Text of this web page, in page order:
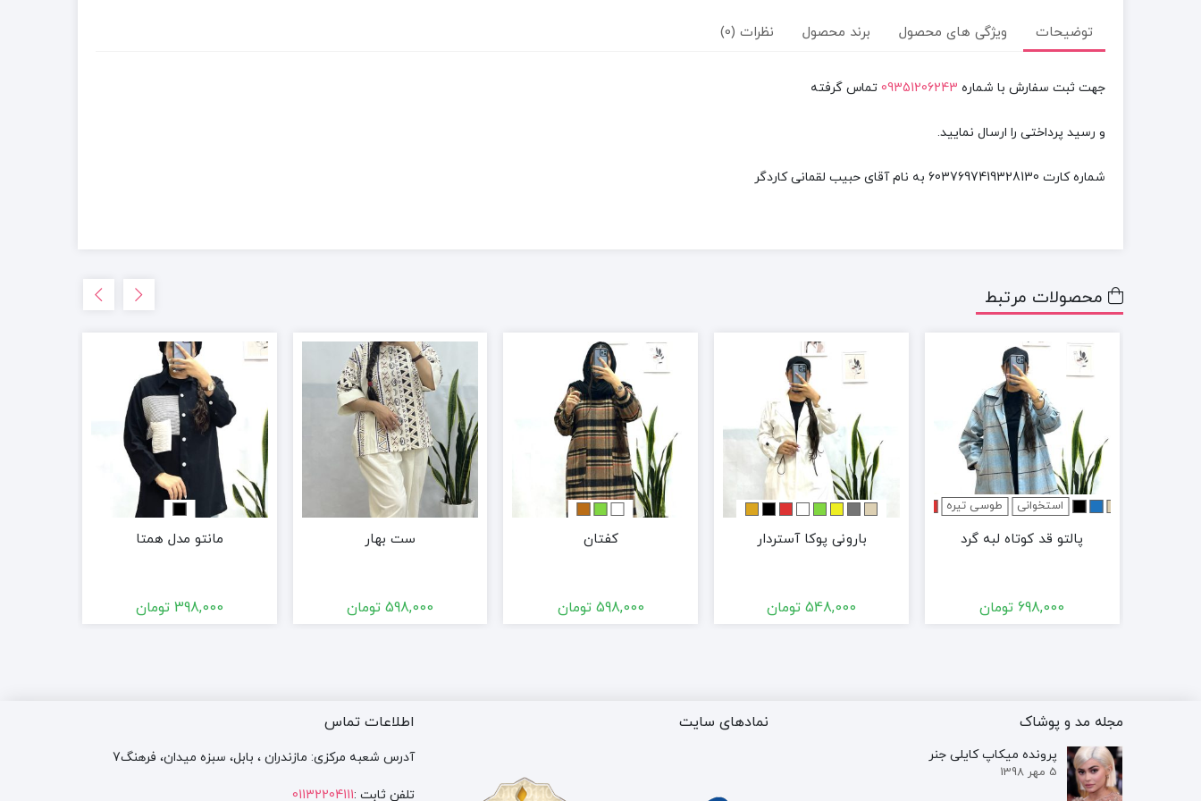
توضیحات ویژگی های محصول برند محصول نظرات (0)
جهت ثبت سفارش با شماره 09351206243 تماس گرفته
و رسید پرداختی را ارسال نمایید.
شماره کارت 6037697419328130 به نام آقای حبیب لقمانی کاردگر
محصولات مرتبط
استخوانی طوسی تیره
پالتو قد کوتاه لبه گرد
698,000 تومان
بارونی پوکا آستردار
548,000 تومان
کفتان
598,000 تومان
ست بهار
598,000 تومان
مانتو مدل همتا
398,000 تومان
مجله مد و پوشاک
پرونده‌ میکاپ کایلی جنر
5 مهر 1398
نمادهای سایت اطلاعات تماس
آدرس شعبه مرکزی: مازندران ، بابل، سبزه میدان، فرهنگ7
تلفن ثابت :01132204111